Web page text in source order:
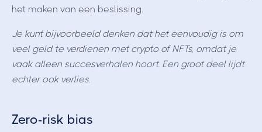
het maken van een beslissing.
Je kunt bijvoorbeeld denken dat het eenvoudig is om
veel geld te verdienen met crypto of NFTs, omdat je
vaak alleen succesverhalen hoort. Een groot deel lijdt
echter ook verlies.
Zero-risk bias